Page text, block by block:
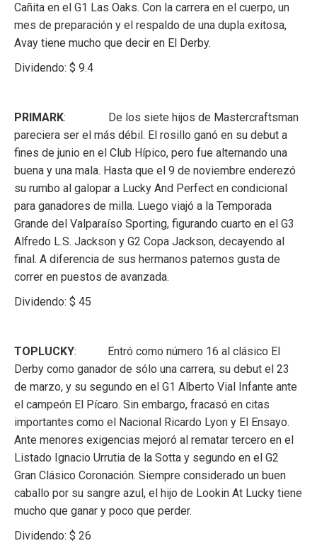
Cañita en el G1 Las Oaks. Con la carrera en el cuerpo, un
mes de preparación y el respaldo de una dupla exitosa,
Avay tiene mucho que decir en El Derby.
Dividendo: $ 9.4
PRIMARK: De los siete hijos de Mastercraftsman
pareciera ser el más débil. El rosillo ganó en su debut a
fines de junio en el Club Hípico, pero fue alternando una
buena y una mala. Hasta que el 9 de noviembre enderezó
su rumbo al galopar a Lucky And Perfect en condicional
para ganadores de milla. Luego viajó a la Temporada
Grande del Valparaíso Sporting, figurando cuarto en el G3
Alfredo L.S. Jackson y G2 Copa Jackson, decayendo al
final. A diferencia de sus hermanos paternos gusta de
correr en puestos de avanzada.
Dividendo: $ 45
TOPLUCKY: Entró como número 16 al clásico El
Derby como ganador de sólo una carrera, su debut el 23
de marzo, y su segundo en el G1 Alberto Vial Infante ante
el campeón El Pícaro. Sin embargo, fracasó en citas
importantes como el Nacional Ricardo Lyon y El Ensayo.
Ante menores exigencias mejoró al rematar tercero en el
Listado Ignacio Urrutia de la Sotta y segundo en el G2
Gran Clásico Coronación. Siempre considerado un buen
caballo por su sangre azul, el hijo de Lookin At Lucky tiene
mucho que ganar y poco que perder.
Dividendo: $ 26